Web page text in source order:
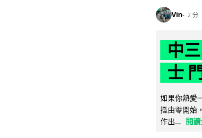
Vin 2 分
中
士
如果你熱愛
擇由零開始
作出... 閱